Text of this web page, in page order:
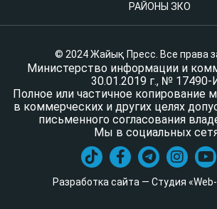
РАЙОНЫ ЗКО
© 2024 Жайық Пресс. Все права
Министерство информации и
30.01.2019 г., №
Полное или частичное копирование
в коммерческих и других целях
письменного согласования
Мы в социальных
Разработка сайта — Студия